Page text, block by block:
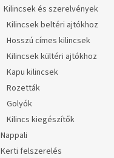
Kilincsek és szerelvények
Kilincsek beltéri ajtókhoz
Hosszú címes kilincsek
Kilincsek kültéri ajtókhoz
Kapu kilincsek
Rozetták
Golyók
Kilincs kiegészítők
Nappali
Kerti felszerelés